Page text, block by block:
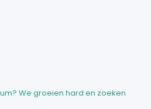
We groeien hard en zoeken